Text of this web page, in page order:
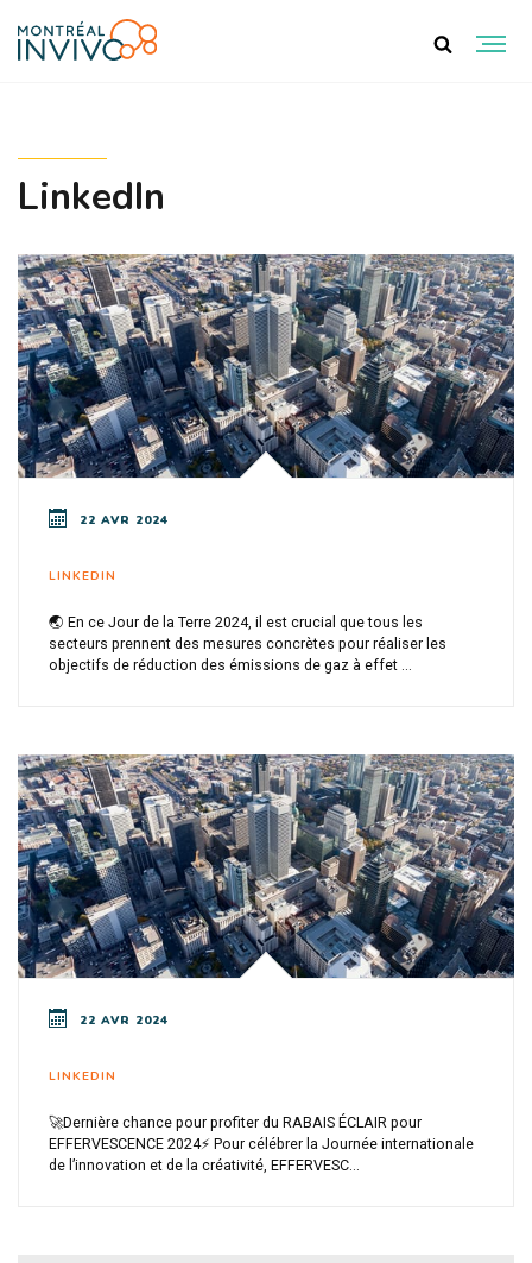
LinkedIn
22 AVR 2024
LINKEDIN
🌏 En ce Jour de la Terre 2024, il est crucial que tous les
secteurs prennent des mesures concrètes pour réaliser les
objectifs de réduction des émissions de gaz à effet ...
22 AVR 2024
LINKEDIN
🚀Dernière chance pour profiter du RABAIS ÉCLAIR pour
EFFERVESCENCE 2024⚡ Pour célébrer la Journée internationale
de l’innovation et de la créativité, EFFERVESC...